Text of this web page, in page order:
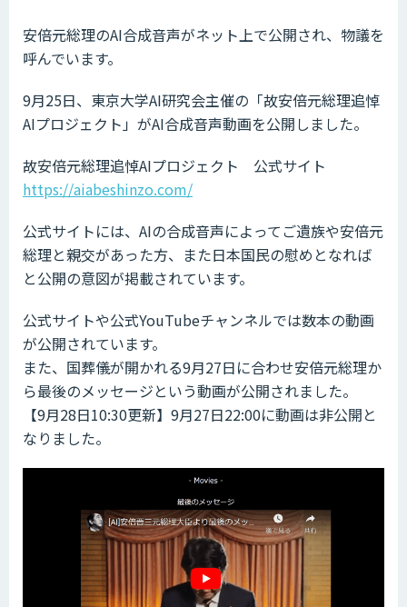
安倍元総理のAI合成音声がネット上で公開され、物議を
呼んでいます。
9月25日、東京大学AI研究会主催の「故安倍元総理追悼
AIプロジェクト」がAI合成音声動画を公開しました。
故安倍元総理追悼AIプロジェクト 公式サイト
https://aiabeshinzo.com/
公式サイトには、AIの合成音声によってご遺族や安倍元
総理と親交があった方、また日本国民の慰めとなれば
と公開の意図が掲載されています。
公式サイトや公式YouTubeチャンネルでは数本の動画
が公開されています。
また、国葬儀が開かれる9月27日に合わせ安倍元総理か
ら最後のメッセージという動画が公開されました。
【9月28日10:30更新】9月27日22:00に動画は非公開と
なりました。